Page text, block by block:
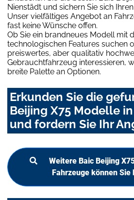
Nienstädt und sichern Sie sich
Unser vielfältiges Angebot an
fast keine Wünsche offen.
Ob Sie ein brandneues Modell mit
technologischen Features suchen
preiswertes, aber qualitativ
Gebrauchtfahrzeug interessieren,
breite Palette an Optionen.
Erkunden Sie die
Beijing X75 Modelle
und fordern Sie Ihr
Weitere Baic Beijing
Fahrzeuge können Sie